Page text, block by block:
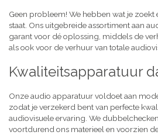
Geen probleem! We hebben wat je zoekt
staat. Ons uitgebreide assortiment aan
garant voor dé oplossing, middels de
als ook voor de verhuur van totale
Kwaliteitsapparatuur
Onze audio apparatuur voldoet aan
zodat je verzekerd bent van perfecte
audiovisuele ervaring. We
voortdurend ons materieel en voorzien